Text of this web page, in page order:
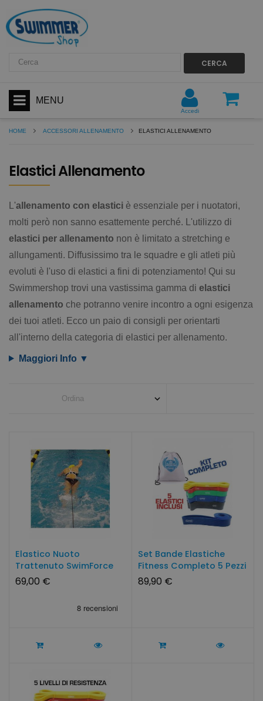
CERCA
MENU
Accedi
HOME ACCESSORI ALLENAMENTO ELASTICI ALLENAMENTO
Elastici Allenamento
L'allenamento con elastici è essenziale per i nuotatori,
molti però non sanno esattemente perché. L'utilizzo di
elastici per allenamento non è limitato a stretching e
allungamenti. Diffusissimo tra le squadre e gli atleti più
evoluti è l'uso di elastici a fini di potenziamento! Qui su
Swimmershop trovi una vastissima gamma di elastici
allenamento che potranno venire incontro a ogni esigenza
dei tuoi atleti. Ecco un paio di consigli per orientarti
all'interno della categoria di elastici per allenamento.
Maggiori Info
Elastico Nuoto
Trattenuto SwimForce
Per Corsia...
69,00 €
Set Bande Elastiche
Fitness Completo 5 Pezzi
89,90 €